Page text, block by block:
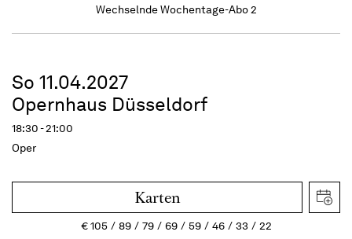
Wechselnde Wochentage-Abo 2
So 11.04.2027
Opernhaus Düsseldorf
18:30 - 21:00
Oper
Karten
€105 89 79 69 59 46 33 22